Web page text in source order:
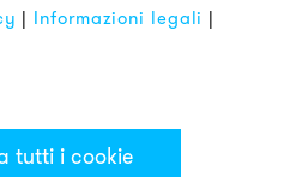
| Informazioni legali |
tutti i cookie